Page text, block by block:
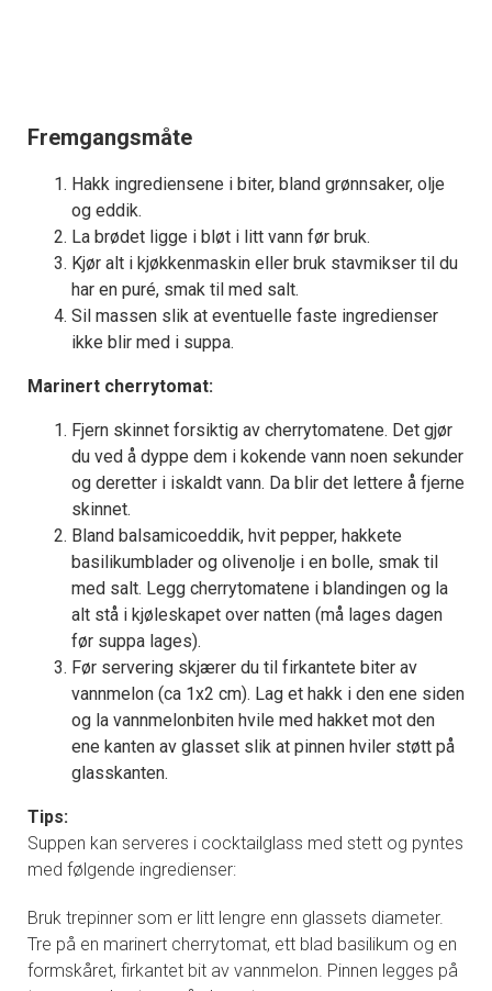
Fremgangsmåte
Hakk ingrediensene i biter, bland grønnsaker, olje
og eddik.
La brødet ligge i bløt i litt vann før bruk.
Kjør alt i kjøkkenmaskin eller bruk stavmikser til du
har en puré, smak til med salt.
Sil massen slik at eventuelle faste ingredienser
ikke blir med i suppa.
Marinert cherrytomat:
Fjern skinnet forsiktig av cherrytomatene. Det gjør
du ved å dyppe dem i kokende vann noen sekunder
og deretter i iskaldt vann. Da blir det lettere å fjerne
skinnet.
Bland balsamicoeddik, hvit pepper, hakkete
basilikumblader og olivenolje i en bolle, smak til
med salt. Legg cherrytomatene i blandingen og la
alt stå i kjøleskapet over natten (må lages dagen
før suppa lages).
Før servering skjærer du til firkantete biter av
vannmelon (ca 1x2 cm). Lag et hakk i den ene siden
og la vannmelonbiten hvile med hakket mot den
ene kanten av glasset slik at pinnen hviler støtt på
glasskanten.
Tips:
Suppen kan serveres i cocktailglass med stett og pyntes
med følgende ingredienser:
Bruk trepinner som er litt lengre enn glassets diameter.
Tre på en marinert cherrytomat, ett blad basilikum og en
formskåret, firkantet bit av vannmelon. Pinnen legges på